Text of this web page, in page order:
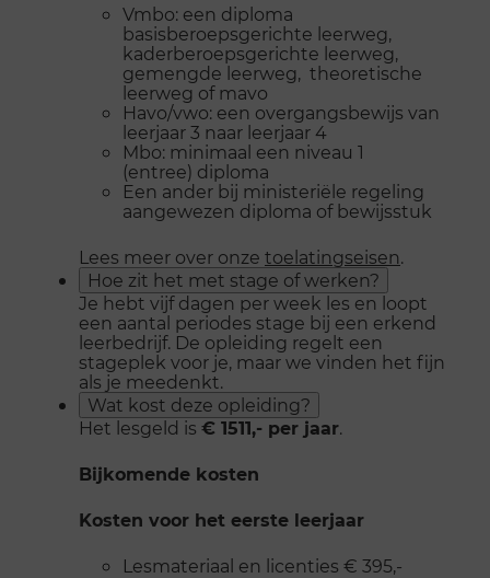
Vmbo: een diploma
basisberoepsgerichte leerweg,
kaderberoepsgerichte leerweg,
gemengde leerweg, theoretische
leerweg of mavo
Havo/vwo: een overgangsbewijs van
leerjaar 3 naar leerjaar 4
Mbo: minimaal een niveau 1
(entree) diploma
Een ander bij ministeriële regeling
aangewezen diploma of bewijsstuk
Lees meer over onze toelatingseisen.
Hoe zit het met stage of werken?
Je hebt vijf dagen per week les en loopt
een aantal periodes stage bij een erkend
leerbedrijf. De opleiding regelt een
stageplek voor je, maar we vinden het fijn
als je meedenkt.
Wat kost deze opleiding?
Het lesgeld is € 1511,- per jaar.
Bijkomende kosten
Kosten voor het eerste leerjaar
Lesmateriaal en licenties € 395,-